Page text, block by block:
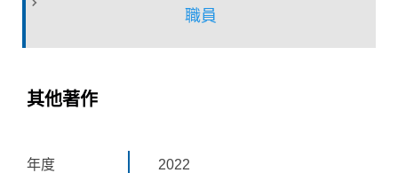
職員
其他著作
年度
2022